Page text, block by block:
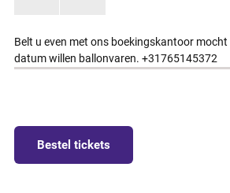
Belt u even met ons boekingskantoor
datum willen ballonvaren. +31765145372
Bestel tickets